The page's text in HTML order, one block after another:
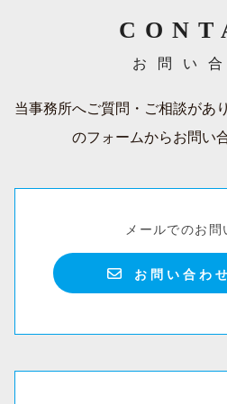
お問い
当事務所へご質問・ご相談があ
のフォームからお問い
メールでのお問
お問い合わ